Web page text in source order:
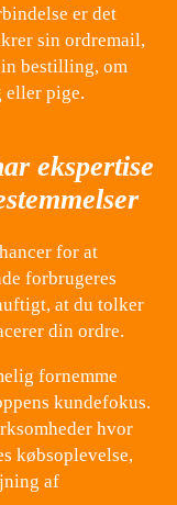
er det
sin ordremail,
bestilling, om
eller pige.
ekspertise
for at
forbrugeres
at du tolker
din ordre.
fornemme
kundefokus.
hvor
købsoplevelse,
af